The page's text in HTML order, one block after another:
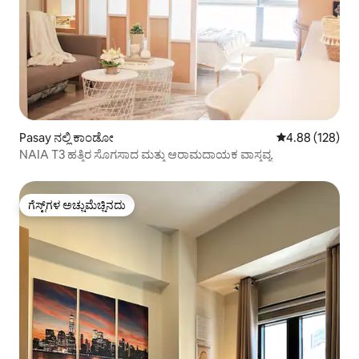
Pasay ನಲ್ಲಿ ಕಾಂಡೋ 5 ರಲ್ಲಿ 4.88
4.88 (128)
NAIA T3 ಹತ್ತಿರ ಸೊಗಸಾದ ಮತ್ತು ಆರಾಮದಾಯಕ ವಾಸ್ತವ್ಯ
ಗೆಸ್ಟ್‌ಗಳ ಅಚ್ಚುಮೆಚ್ಚಿನದು
ಗೆಸ್ಟ್‌ಗಳ ಅಚ್ಚುಮೆಚ್ಚಿನದು